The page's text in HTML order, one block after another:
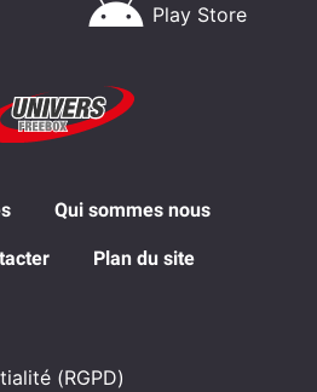
Play Store
Qui sommes nous
Plan du site
(RGPD)